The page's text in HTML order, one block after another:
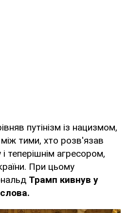
путінізм із нацизмом,
тими, хто розв'язав
і теперішнім агресором,
При цьому
Трамп кивнув у